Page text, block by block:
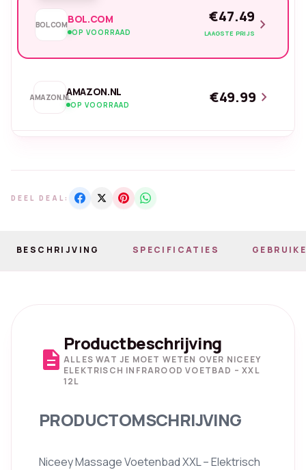
BOL.COMBOL.COM
OP VOORRAAD
€47.49
LAAGSTE PRIJS chevron_right
AMAZON.NLAMAZON.NL
OP VOORRAAD €49.99 chevron_right
DEEL DEAL:
BESCHRIJVING SPECIFICATIES
description
Productbeschrijving
ALLES WAT JE MOET WETEN OVER NICEEY
ELEKTRISCH INFRAROOD VOETBAD – XXL
12L
PRODUCTOMSCHRIJVING
Niceey Massage Voetenbad XXL – Elektrisch